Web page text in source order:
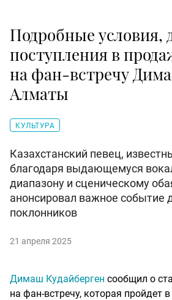
Подробные условия,
поступления в
на фан-встречу
Алматы
КУЛЬТУРА
Казахстанский певец,
благодаря выдающемуся
диапазону и сценическому
анонсировал важное событие
поклонников
21 апреля 2025
Димаш Кудайберген сообщил о
на фан-встречу, которая пройдет